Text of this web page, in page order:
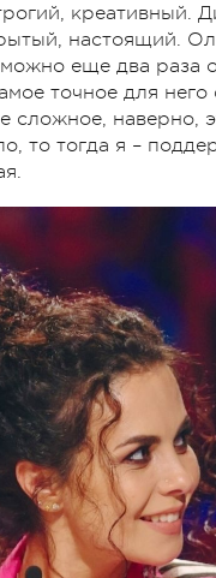
креативный.
настоящий.
еще два раза
точное для
сложное, наверно,
то тогда я –